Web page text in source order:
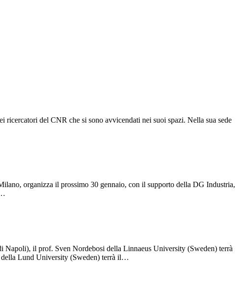
del CNR che si sono avvicendati nei suoi spazi. Nella sua sede
organizza il prossimo 30 gennaio, con il supporto della DG Industria,
Napoli), il prof. Sven Nordebosi della Linnaeus University (Sweden) terrà
della Lund University (Sweden) terrà il…